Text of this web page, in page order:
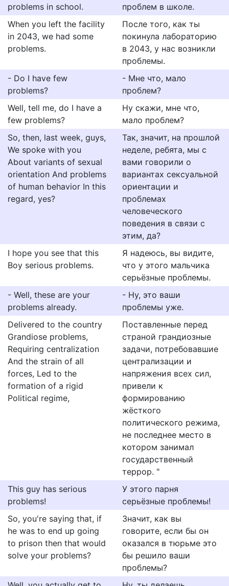
problems in school.
проблем в школе.
When you left the facility
in 2043, we had some
problems.
После того, как ты
покинула лабораторию
в 2043, у нас возникли
проблемы.
- Do I have few
problems?
- Мне что, мало
проблем?
Well, tell me, do I have a
few problems?
Ну скажи, мне что,
мало проблем?
So, then, last week, guys,
We spoke with you
About variants of sexual
orientation And problems
of human behavior In this
regard, yes?
Так, значит, на прошлой
неделе, ребята, мы с
вами говорили о
вариантах сексуальной
ориентации и
проблемах
человеческого
поведения в связи с
этим, да?
I hope you see that this
Boy serious problems.
Я надеюсь, вы видите,
что у этого мальчика
серьёзные проблемы.
- Well, these are your
problems already.
- Ну, это ваши
проблемы уже.
Delivered to the country
Grandiose problems,
Requiring centralization
And the strain of all
forces, Led to the
formation of a rigid
Political regime,
Поставленные перед
страной грандиозные
задачи, потребовавшие
централизации и
напряжения всех сил,
привели к
формированию
жёсткого
политического режима,
не последнее место в
котором занимал
государственный
террор. "
This guy has serious
problems!
У этого парня
серьёзные проблемы!
So, you're saying that, if
he was to end up going
to prison then that would
solve your problems?
Значит, как вы
говорите, если бы он
оказался в тюрьме это
бы решило ваши
проблемы?